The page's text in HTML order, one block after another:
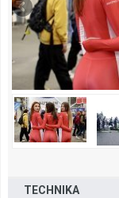
TECHNIKA